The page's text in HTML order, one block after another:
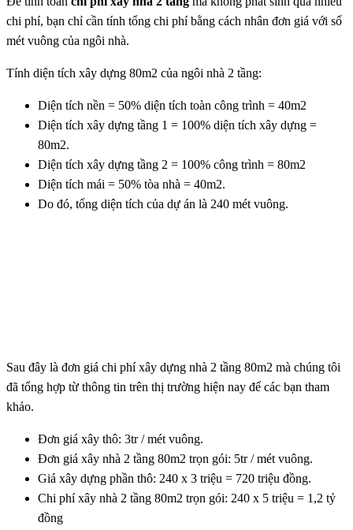
chi phí, bạn chỉ cần tính tổng chi phí bằng cách nhân đơn giá với số
mét vuông của ngôi nhà.
Tính diện tích xây dựng 80m2 của ngôi nhà 2 tầng:
Diện tích nền = 50% diện tích toàn công trình = 40m2
Diện tích xây dựng tầng 1 = 100% diện tích xây dựng =
80m2.
Diện tích xây dựng tầng 2 = 100% công trình = 80m2
Diện tích mái = 50% tòa nhà = 40m2.
Do đó, tổng diện tích của dự án là 240 mét vuông.
Sau đây là đơn giá chi phí xây dựng nhà 2 tầng 80m2 mà chúng tôi
đã tổng hợp từ thông tin trên thị trường hiện nay để các bạn tham
khảo.
Đơn giá xây thô: 3tr / mét vuông.
Đơn giá xây nhà 2 tầng 80m2 trọn gói: 5tr / mét vuông.
Giá xây dựng phần thô: 240 x 3 triệu = 720 triệu đồng.
Chi phí xây nhà 2 tầng 80m2 trọn gói: 240 x 5 triệu = 1,2 tỷ
đồng